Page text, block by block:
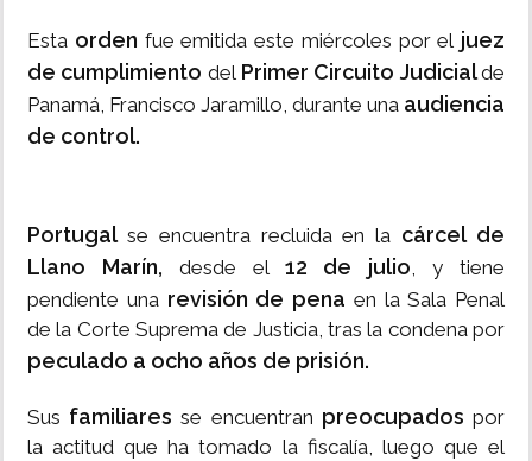
Esta orden fue emitida este miércoles por el juez
de cumplimiento del Primer Circuito Judicialde
Panamá, Francisco Jaramillo, durante una audiencia
de control.
Portugal se encuentra recluida en la cárcel de
Llano Marín, desde el 12 de julio, y tiene
pendiente una revisión de pena en la Sala Penal
de la Corte Suprema de Justicia, tras la condena por
peculado a ocho años de prisión.
Sus familiares se encuentran preocupadospor
la actitud que ha tomado la fiscalía, luego que el